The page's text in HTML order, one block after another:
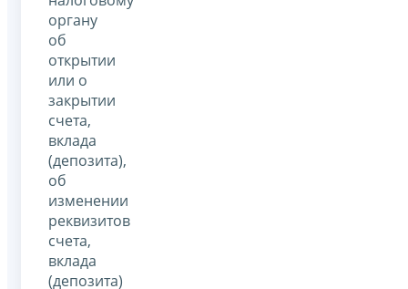
органу
об
открытии
или о
закрытии
счета,
вклада
(депозита),
об
изменении
реквизитов
счета,
вклада
(депозита)